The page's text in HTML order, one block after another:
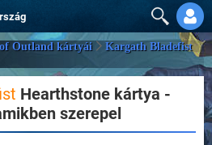
of Outland kártyái
Kargath Bladefist
Hearthstone kártya -
szerepel